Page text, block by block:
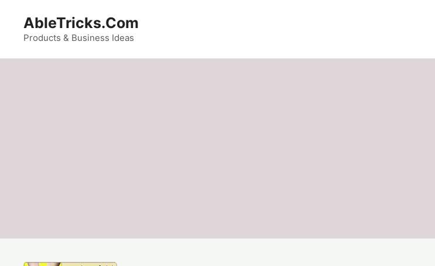
content
AbleTricks.Com
Products & Business Ideas